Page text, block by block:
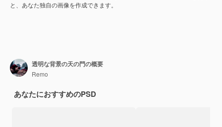
と、あなた独自の画像を作成できます。
透明な背景の天の門の概要
Remo
あなたにおすすめのPSD